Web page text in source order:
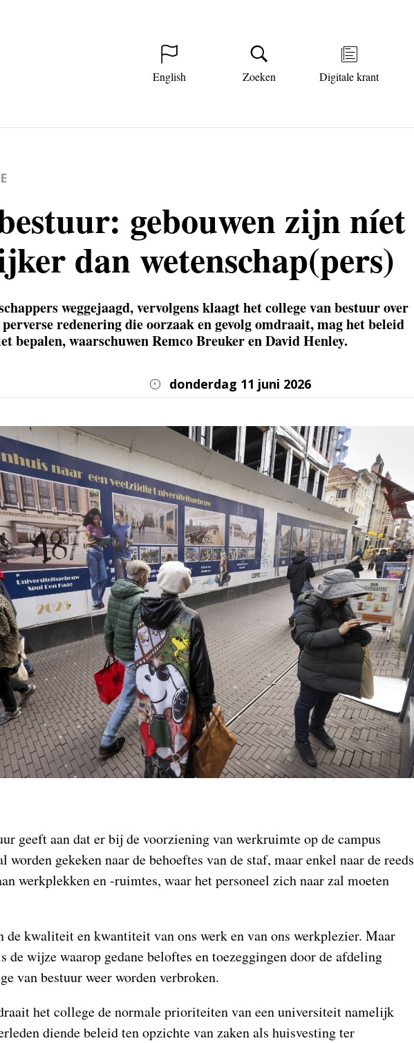
English Zoeken Digitale krant
gebouwen zijn níet
dan wetenschap(pers)
weg­gejaagd, vervolgens klaagt het college van bestuur over
redenering die oorzaak en gevolg omdraait, mag het beleid
bepalen, waarschuwen Remco Breuker en David Henley.
donderdag 11 juni 2026
geeft aan dat er bij de voorziening van werkruimte op de campus
worden gekeken naar de behoeftes van de staf, maar enkel naar de reeds
werkplekken en -ruimtes, waar het personeel zich naar zal moeten
de kwaliteit en kwantiteit van ons werk en van ons werkplezier. Maar
de wijze waarop gedane beloftes en toezeggingen door de afdeling
van bestuur weer worden verbroken.
het college de normale prioriteiten van een universiteit namelijk
diende beleid ten opzichte van zaken als huisvesting ter